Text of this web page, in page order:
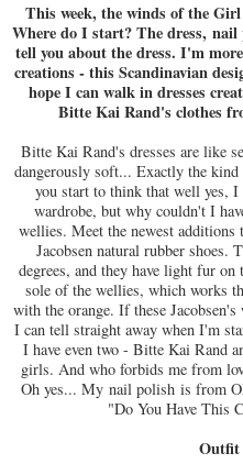
This week, the winds of the
Where do I start? The dress, nail
tell you about the dress. I'm
creations - this Scandinavian
hope I can walk in dresses
Bitte Kai Rand's clothes
Bitte Kai Rand's dresses are like
dangerously soft... Exactly the
you start to think that well yes,
wardrobe, but why couldn't I
wellies. Meet the newest
Jacobsen natural rubber shoes.
degrees, and they have light fur
sole of the wellies, which works
with the orange. If these
I can tell straight away when I'm
I have even two - Bitte Kai Rand
girls. And who forbids me from
Oh yes... My nail polishis from
"Do You Have This
Outfit